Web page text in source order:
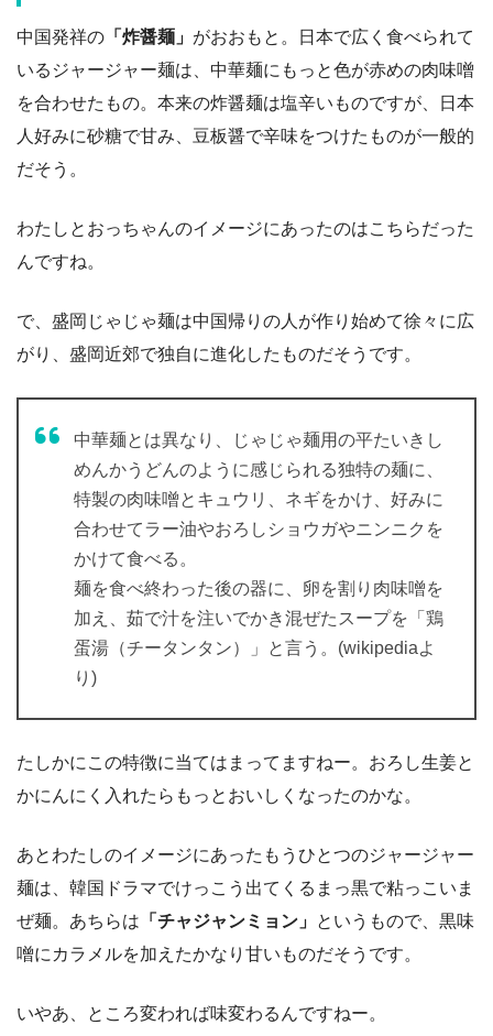
中国発祥の 「炸醤麺」 がおおもと。日本で広く食べられて
いるジャージャー麺は、中華麺にもっと色が赤めの肉味噌
を合わせたもの。本来の炸醤麺は塩辛いものですが、日本
人好みに砂糖で甘み、豆板醤で辛味をつけたものが一般的
だそう。
わたしとおっちゃんのイメージにあったのはこちらだった
んですね。
で、盛岡じゃじゃ麺は中国帰りの人が作り始めて徐々に広
がり、盛岡近郊で独自に進化したものだそうです。
中華麺とは異なり、じゃじゃ麺用の平たいきし
めんかうどんのように感じられる独特の麺に、
特製の肉味噌とキュウリ、ネギをかけ、好みに
合わせてラー油やおろしショウガやニンニクを
かけて食べる。
麺を食べ終わった後の器に、卵を割り肉味噌を
加え、茹で汁を注いでかき混ぜたスープを「鶏
蛋湯（チータンタン）」と言う。(wikipediaよ
り)
たしかにこの特徴に当てはまってますねー。おろし生姜と
かにんにく入れたらもっとおいしくなったのかな。
あとわたしのイメージにあったもうひとつのジャージャー
麺は、韓国ドラマでけっこう出てくるまっ黒で粘っこいま
ぜ麺。あちらは 「チャジャンミョン」 というもので、黒味
噌にカラメルを加えたかなり甘いものだそうです。
いやあ、ところ変われば味変わるんですねー。